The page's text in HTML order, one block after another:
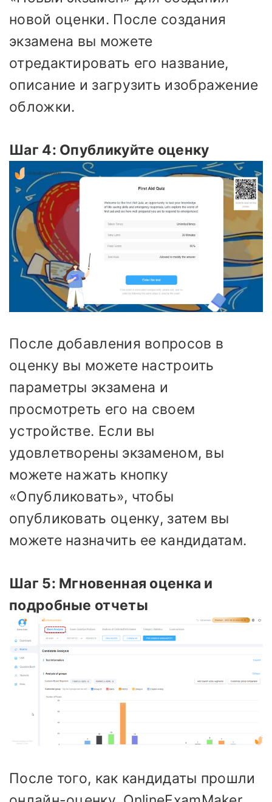
новой оценки. После создания
экзамена вы можете
отредактировать его название,
описание и загрузить изображение
обложки.
Шаг 4: Опубликуйте оценку
После добавления вопросов в
оценку вы можете настроить
параметры экзамена и
просмотреть его на своем
устройстве. Если вы
удовлетворены экзаменом, вы
можете нажать кнопку
«Опубликовать», чтобы
опубликовать оценку, затем вы
можете назначить ее кандидатам.
Шаг 5: Мгновенная оценка и
подробные отчеты
После того, как кандидаты прошли